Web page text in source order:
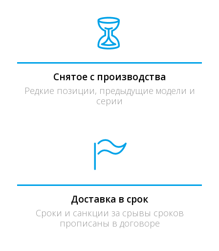
Снятое с производства
Редкие позиции, предыдущие модели и
серии
Доставка в срок
Сроки и санкции за срывы сроков
прописаны в договоре